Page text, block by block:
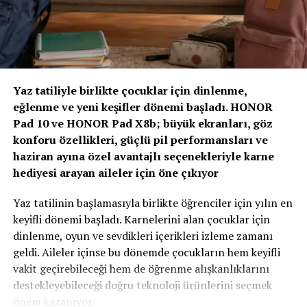
kayıpları karşılayan değil; hayatı koruyan, riskleri
öngören ve dayanıklılığı artıran sigortacılık modelidir.”
“Yapay Zeka ve Veri, Yeni Dönemin Belirleyicileri
Zirvenin dijitalleşme ve veri odaklı müşteri yönetimi
başlıklı oturumlarında, yapay zeka ve büyük verinin
sigortacılıkta karar alma süreçlerindeki etkisi ele alındı.
AXA Türkiye Satış, Kurumsal İletişim ve Sağlık
Başkanı Sanem Çıngay Buçukoğlu: “Önümüzdeki
daha anlamlı müşteri deneyimlerine dönüştürebilmek
olacak. Yapay zeka bize güçlü araçlar sunuyor; ancak
müşteri güvenini inşa eden temel değerler hâlâ şeffaflık,
tutarlılık ve uzun vadeli ilişki kurabilme becerisidir.
Teknolojinin sağladığı hız ve verimliliği, “Empati
Güvencesi” yaklaşımımızı da arkamıza alarak
Yaz tatiliyle birlikte çocuklar için dinlenme,
eğlenme ve yeni keşifler dönemi başladı. HONOR
Pad 10 ve HONOR Pad X8b; büyük ekranları, göz
konforu özellikleri, güçlü pil performansları ve
haziran ayına özel avantajlı seçenekleriyle karne
hediyesi arayan aileler için öne çıkıyor
Yaz tatilinin başlamasıyla birlikte öğrenciler için yılın en
keyifli dönemi başladı. Karnelerini alan çocuklar için
dinlenme, oyun ve sevdikleri içerikleri izleme zamanı
geldi. Aileler içinse bu dönemde çocukların hem keyifli
vakit geçirebileceği hem de öğrenme alışkanlıklarını
destekleyebileceği doğru teknoloji ürünlerini seçmek
önem kazanıyor.